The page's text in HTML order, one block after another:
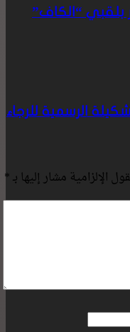
بلقبي “الكاف”
التشكيلة الرسمية للرجاء
الإلزامية مشار إليها بـ*